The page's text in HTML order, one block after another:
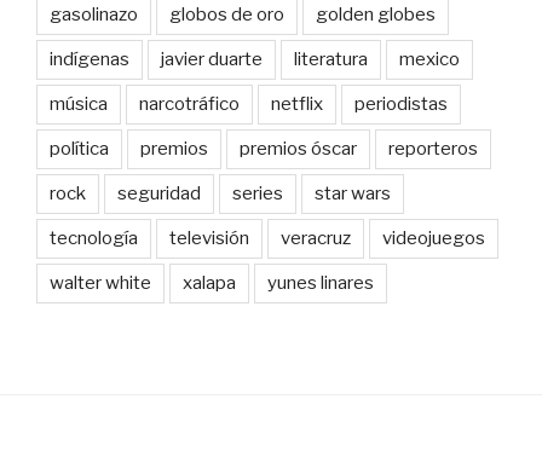
gasolinazo globos de oro golden globes
indígenas javier duarte literatura mexico
música narcotráfico netflix periodistas
política premios premios óscar reporteros
rock seguridad series star wars
tecnología televisión veracruz videojuegos
walter white xalapa yunes linares